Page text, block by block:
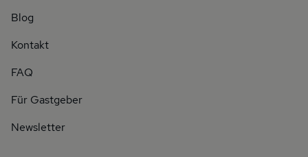
Blog
Kontakt
FAQ
Für Gastgeber
Newsletter